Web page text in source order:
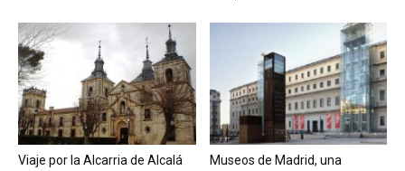
Viaje por la Alcarria de Alcalá
Museos de Madrid, una